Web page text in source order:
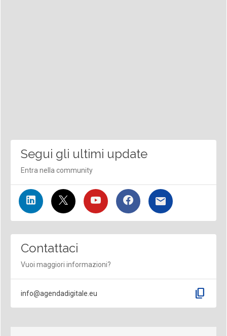
Segui gli ultimi update
Entra nella community
Contattaci
Vuoi maggiori informazioni?
info@agendadigitale.eu content_copy